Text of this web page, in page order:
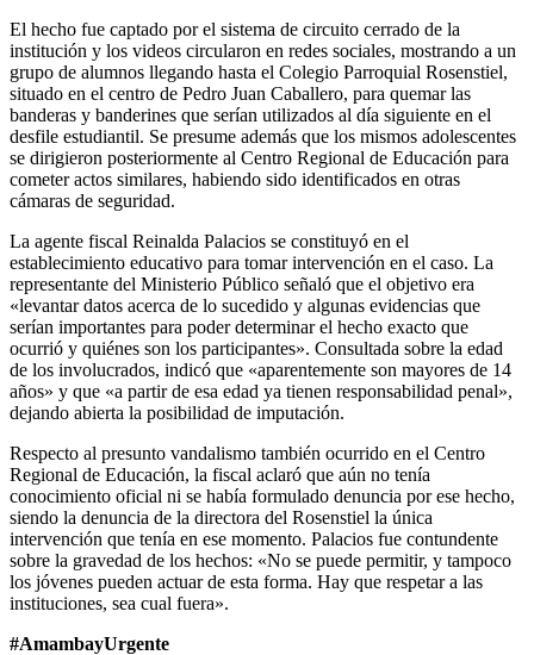
El hecho fue captado por el sistema de circuito cerrado de la
institución y los videos circularon en redes sociales, mostrando a un
grupo de alumnos llegando hasta el Colegio Parroquial Rosenstiel,
situado en el centro de Pedro Juan Caballero, para quemar las
banderas y banderines que serían utilizados al día siguiente en el
desfile estudiantil. Se presume además que los mismos adolescentes
se dirigieron posteriormente al Centro Regional de Educación para
cometer actos similares, habiendo sido identificados en otras
cámaras de seguridad.
La agente fiscal Reinalda Palacios se constituyó en el
establecimiento educativo para tomar intervención en el caso. La
representante del Ministerio Público señaló que el objetivo era
«levantar datos acerca de lo sucedido y algunas evidencias que
serían importantes para poder determinar el hecho exacto que
ocurrió y quiénes son los participantes». Consultada sobre la edad
de los involucrados, indicó que «aparentemente son mayores de 14
años» y que «a partir de esa edad ya tienen responsabilidad penal»,
dejando abierta la posibilidad de imputación.
Respecto al presunto vandalismo también ocurrido en el Centro
Regional de Educación, la fiscal aclaró que aún no tenía
conocimiento oficial ni se había formulado denuncia por ese hecho,
siendo la denuncia de la directora del Rosenstiel la única
intervención que tenía en ese momento. Palacios fue contundente
sobre la gravedad de los hechos: «No se puede permitir, y tampoco
los jóvenes pueden actuar de esta forma. Hay que respetar a las
instituciones, sea cual fuera».
#AmambayUrgente